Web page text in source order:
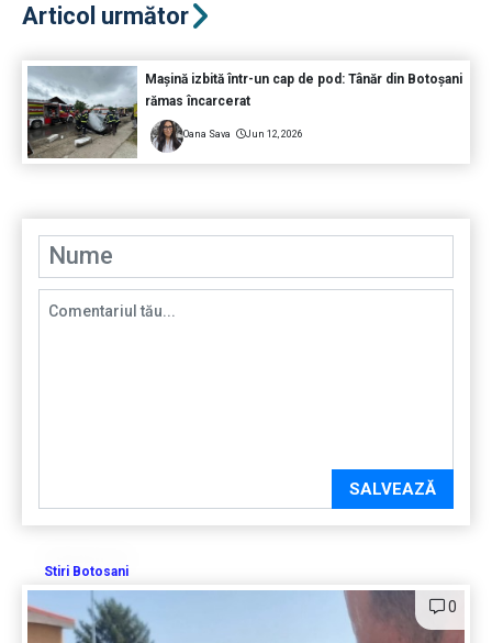
Articol următor
Mașină izbită într-un cap de pod: Tânăr din Botoșani
rămas încarcerat
Oana Sava Jun 12, 2026
SALVEAZĂ
Stiri Botosani
0